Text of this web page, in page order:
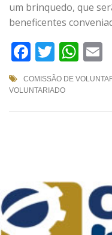
um brinquedo, que
beneficentes
Facebook
Twitter
COMISSÃO DE
VOLUNTARIADO